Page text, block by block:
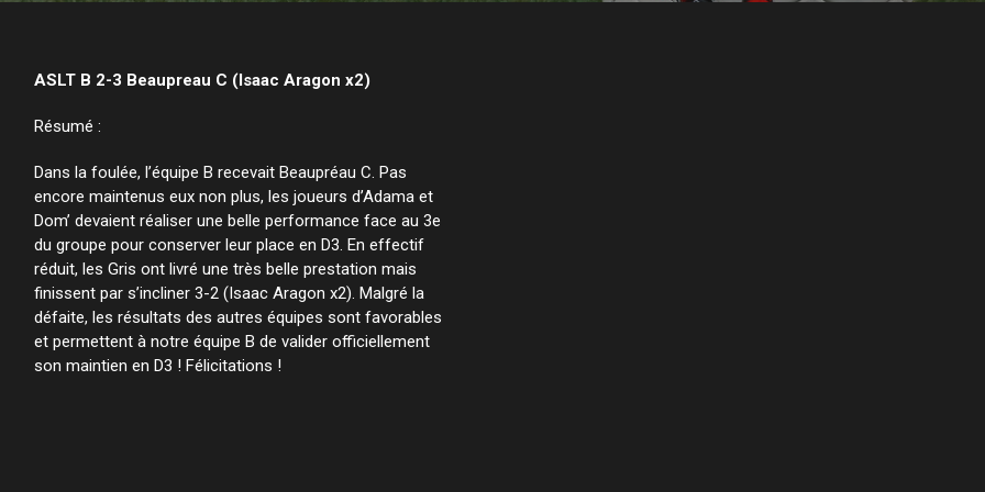
ASLT B 2-3 Beaupreau C (Isaac Aragon x2)
Résumé :
Dans la foulée, l’équipe B recevait Beaupréau C. Pas
encore maintenus eux non plus, les joueurs d’Adama et
Dom’ devaient réaliser une belle performance face au 3e
du groupe pour conserver leur place en D3. En effectif
réduit, les Gris ont livré une très belle prestation mais
finissent par s’incliner 3-2 (Isaac Aragon x2). Malgré la
défaite, les résultats des autres équipes sont favorables
et permettent à notre équipe B de valider officiellement
son maintien en D3 ! Félicitations !